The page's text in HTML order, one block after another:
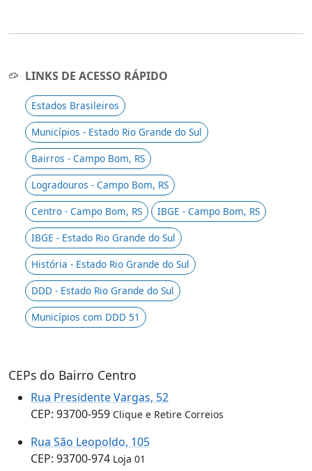
LINKS DE ACESSO RÁPIDO
Estados Brasileiros
Municípios - Estado Rio Grande do Sul
Bairros - Campo Bom, RS
Logradouros - Campo Bom, RS
Centro - Campo Bom, RS
IBGE - Campo Bom, RS
IBGE - Estado Rio Grande do Sul
História - Estado Rio Grande do Sul
DDD - Estado Rio Grande do Sul
Municípios com DDD 51
CEPs do Bairro Centro
Rua Presidente Vargas, 52
CEP: 93700-959 Clique e Retire Correios
Rua São Leopoldo, 105
CEP: 93700-974 Loja 01